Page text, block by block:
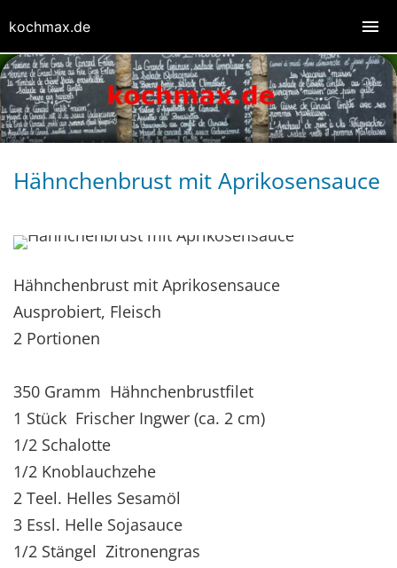
Hähnchenbrust mit Aprikosensauce
Hähnchenbrust mit Aprikosensauce
Ausprobiert, Fleisch
2 Portionen
350 Gramm Hähnchenbrustfilet
1 Stück Frischer Ingwer (ca. 2 cm)
1/2 Schalotte
1/2 Knoblauchzehe
2 Teel. Helles Sesamöl
3 Essl. Helle Sojasauce
1/2 Stängel Zitronengras
kochmax.de